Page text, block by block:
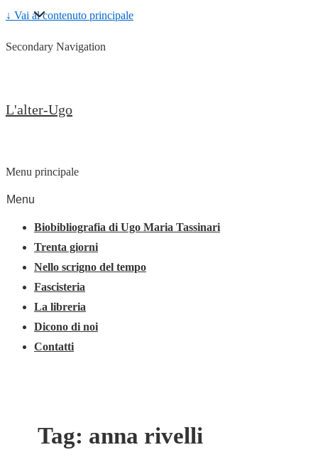
↓ Vai al contenuto principale
Secondary Navigation
L'alter-Ugo
Menu principale
Menu
Biobibliografia di Ugo Maria Tassinari
Trenta giorni
Nello scrigno del tempo
Fascisteria
La libreria
Dicono di noi
Contatti
Tag: anna rivelli